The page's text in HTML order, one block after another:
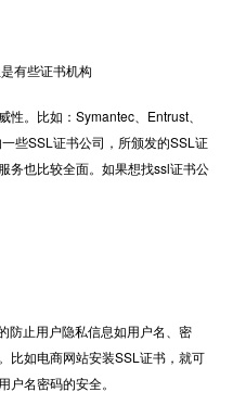
有些证书机构
。比如：Symantec、Entrust、
些SSL证书公司，所颁发的SSL证
务也比较全面。如果想找ssl证书公
防止用户隐私信息如用户名、密
比如电商网站安装SSL证书，就可
名密码的安全。